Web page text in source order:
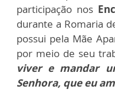
participação nos
durante a Romaria
possui pela Mãe
por meio de seu
viver e mandar
Senhora, que eu